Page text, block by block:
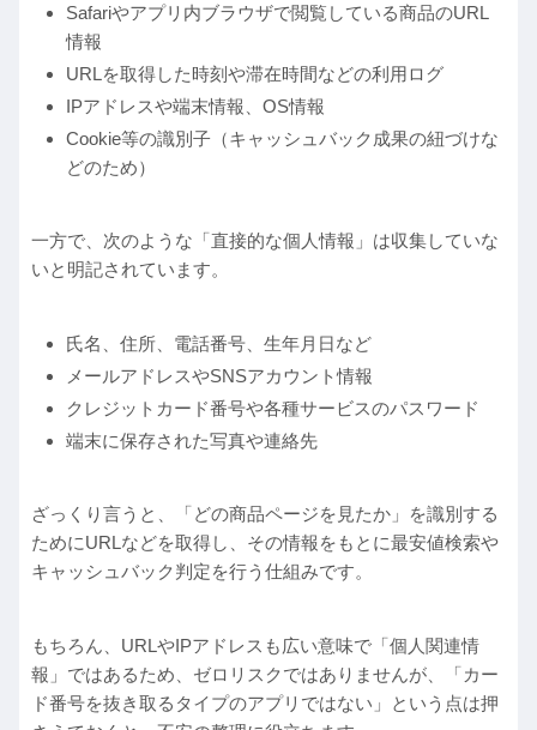
Safariやアプリ内ブラウザで閲覧している商品のURL
情報
URLを取得した時刻や滞在時間などの利用ログ
IPアドレスや端末情報、OS情報
Cookie等の識別子（キャッシュバック成果の紐づけな
どのため）
一方で、次のような「直接的な個人情報」は収集していな
いと明記されています。
氏名、住所、電話番号、生年月日など
メールアドレスやSNSアカウント情報
クレジットカード番号や各種サービスのパスワード
端末に保存された写真や連絡先
ざっくり言うと、「どの商品ページを見たか」を識別する
ためにURLなどを取得し、その情報をもとに最安値検索や
キャッシュバック判定を行う仕組みです。
もちろん、URLやIPアドレスも広い意味で「個人関連情
報」ではあるため、ゼロリスクではありませんが、「カー
ド番号を抜き取るタイプのアプリではない」という点は押